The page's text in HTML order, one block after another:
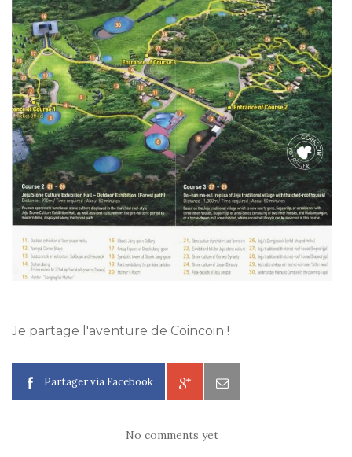
Je partage l'aventure de Coincoin !
Partager via Facebook
No comments yet